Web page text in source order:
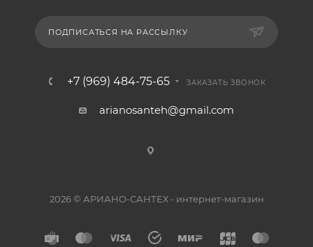
ПОДПИСАТЬСЯ НА РАССЫЛКУ
+7 (969) 484-75-65 ЗАКАЗАТЬ ЗВОНОК
arianosanteh@gmail.com
2026 © АРИАНО-САНТЕХ - интернет-магазин